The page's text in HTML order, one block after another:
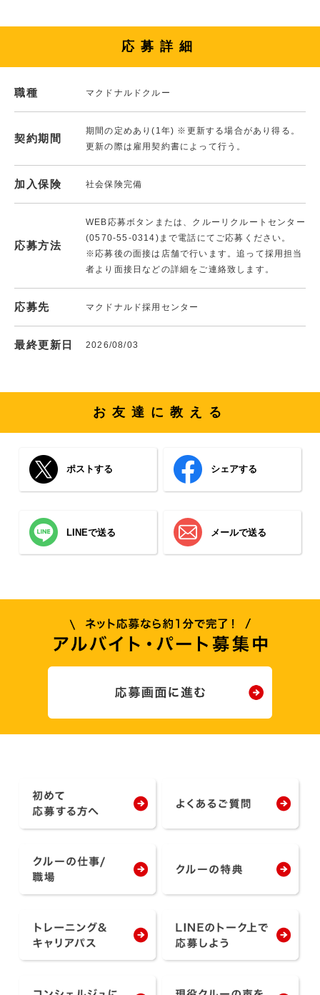
応募詳細
職種 マクドナルドクルー
契約期間
期間の定めあり(1年) ※更新する場合があり得る。
更新の際は雇用契約書によって行う。
加入保険 社会保険完備
応募方法
WEB応募ボタンまたは、クルーリクルートセンター
(0570-55-0314)まで電話にてご応募ください。
※応募後の面接は店舗で行います。追って採用担当
者より面接日などの詳細をご連絡致します。
応募先 マクドナルド採用センター
最終更新日 2026/08/03
お友達に教える
ポストする シェアする
LINEで送る メールで送る